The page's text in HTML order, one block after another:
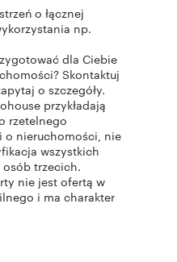
o łącznej
np.
dla Ciebie
Skontaktuj
o szczegóły.
przykładają
rzetelnego
o nieruchomości, nie
wszystkich
trzecich.
nie jest ofertą w
i ma charakter